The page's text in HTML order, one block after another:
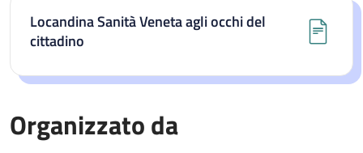
Locandina Sanità Veneta agli occhi del
cittadino
Organizzato da